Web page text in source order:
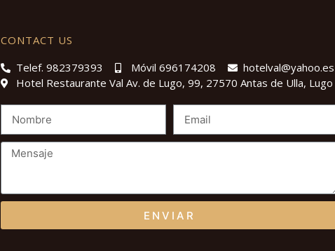
CONTACT US
Telef. 982379393
Móvil 696174208
hotelval@yahoo.es
Hotel Restaurante Val Av. de Lugo, 99, 27570 Antas de Ulla, Lugo
ENVIAR